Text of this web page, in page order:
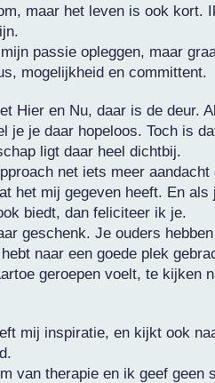
maar het leven is ook kort.
passie opleggen, maar
mogelijkheid en committent.
Hier en Nu, daar is de deur.
je je daar hopeloos. Toch is
ligt daar heel dichtbij.
net iets meer
het mij gegeven heeft. En
biedt, dan feliciteer ik je.
geschenk. Je ouders
naar een goede plek
geroepen voelt, te kijken
mij inspiratie, en kijkt ook
van therapie en ik geef geen